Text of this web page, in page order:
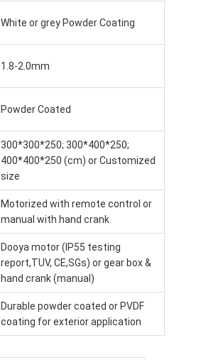
White or grey Powder Coating
1.8-2.0mm
Powder Coated
300*300*250; 300*400*250;
400*400*250 (cm) or Customized
size
Motorized with remote control or
manual with hand crank
Dooya motor (IP55 testing
report,TUV, CE,SGs) or gear box &
hand crank (manual)
Durable powder coated or PVDF
coating for exterior application